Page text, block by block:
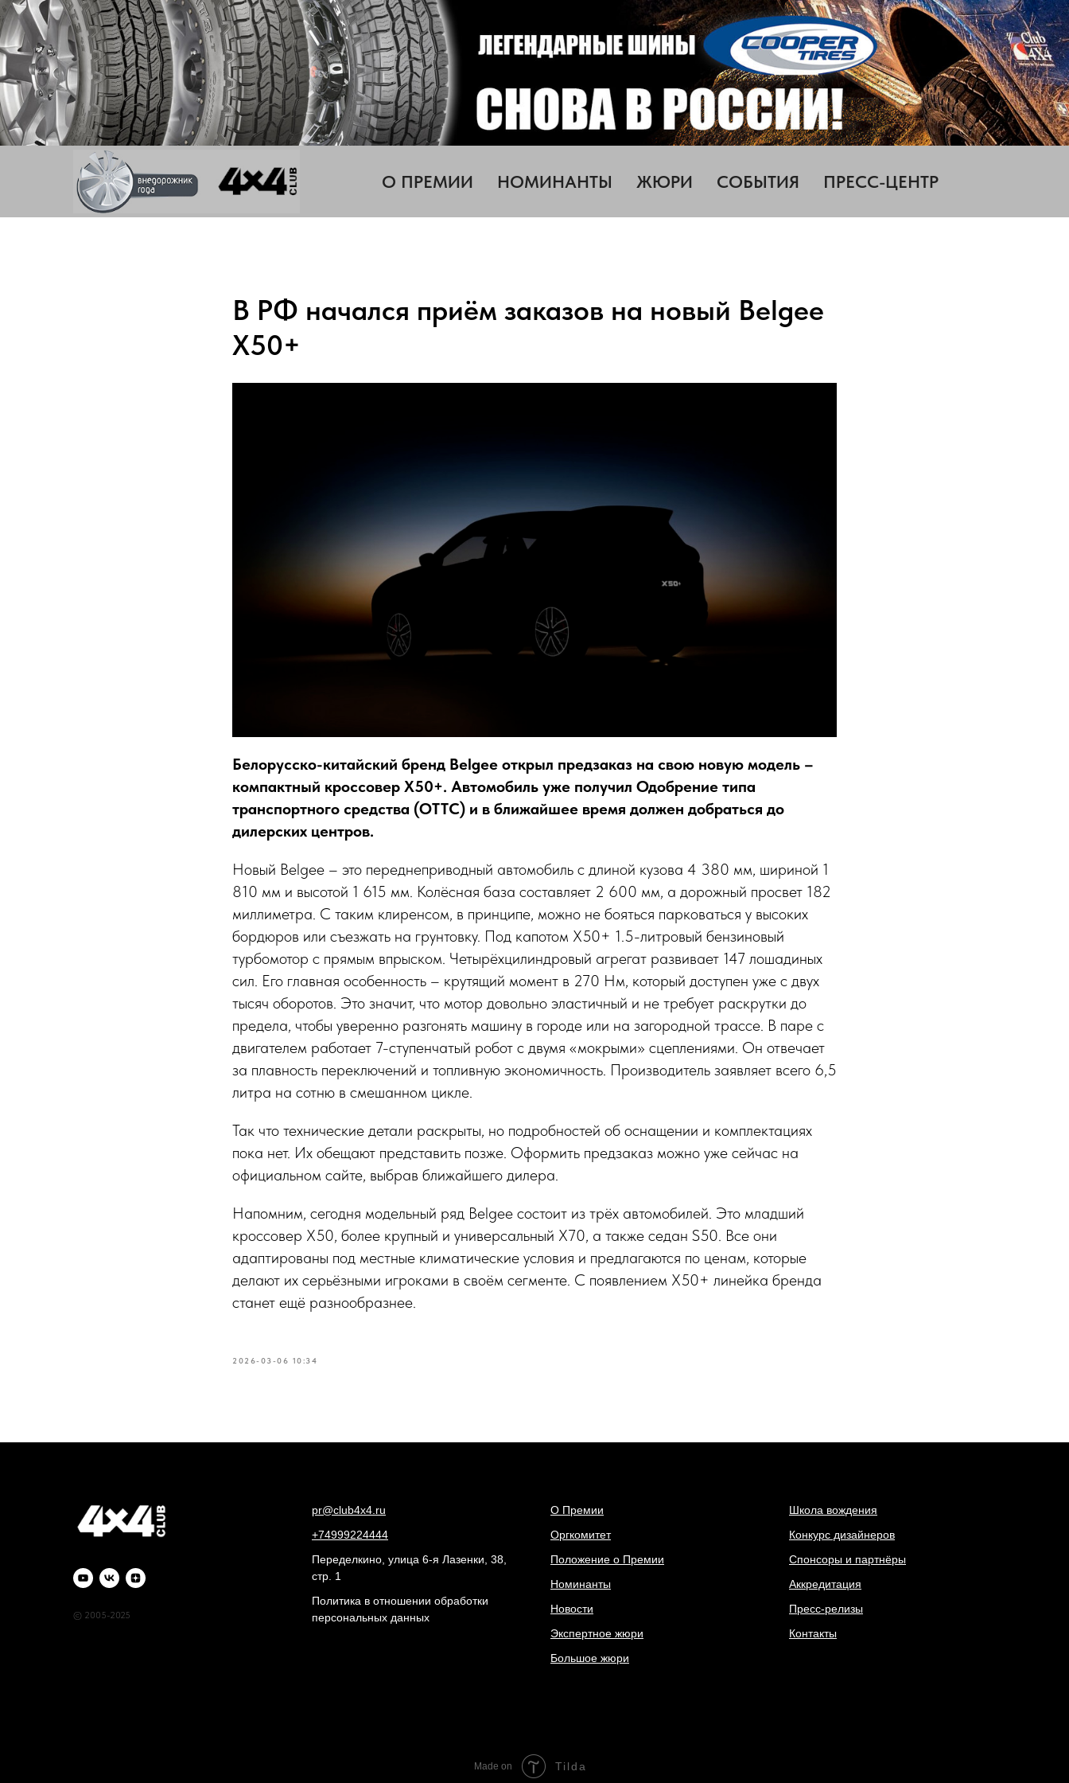
О ПРЕМИИ НОМИНАНТЫ ЖЮРИ СОБЫТИЯ ПРЕСС-ЦЕНТР
В РФ начался приём заказов на новый Belgee
X50+
Белорусско-китайский бренд Belgee открыл предзаказ на свою новую модель –
компактный кроссовер X50+. Автомобиль уже получил Одобрение типа
транспортного средства (ОТТС) и в ближайшее время должен добраться до
дилерских центров.
Новый Belgee – это переднеприводный автомобиль с длиной кузова 4 380 мм, шириной 1
810 мм и высотой 1 615 мм. Колёсная база составляет 2 600 мм, а дорожный просвет 182
миллиметра. С таким клиренсом, в принципе, можно не бояться парковаться у высоких
бордюров или съезжать на грунтовку. Под капотом X50+ 1.5-литровый бензиновый
турбомотор с прямым впрыском. Четырёхцилиндровый агрегат развивает 147 лошадиных
сил. Его главная особенность – крутящий момент в 270 Нм, который доступен уже с двух
тысяч оборотов. Это значит, что мотор довольно эластичный и не требует раскрутки до
предела, чтобы уверенно разгонять машину в городе или на загородной трассе. В паре с
двигателем работает 7-ступенчатый робот с двумя «мокрыми» сцеплениями. Он отвечает
за плавность переключений и топливную экономичность. Производитель заявляет всего 6,5
литра на сотню в смешанном цикле.
Так что технические детали раскрыты, но подробностей об оснащении и комплектациях
пока нет. Их обещают представить позже. Оформить предзаказ можно уже сейчас на
официальном сайте, выбрав ближайшего дилера.
Напомним, сегодня модельный ряд Belgee состоит из трёх автомобилей. Это младший
кроссовер X50, более крупный и универсальный X70, а также седан S50. Все они
адаптированы под местные климатические условия и предлагаются по ценам, которые
делают их серьёзными игроками в своём сегменте. С появлением X50+ линейка бренда
станет ещё разнообразнее.
2026-03-06 10:34
© 2005-2025
pr@club4x4.ru
+74999224444
Переделкино, улица 6-я Лазенки, 38,
стр. 1
Политика в отношении обработки
персональных данных
О Премии
Оргкомитет
Положение о Премии
Номинанты
Новости
Экспертное жюри
Большое жюри
Школа вождения
Конкурс дизайнеров
Спонсоры и партнёры
Аккредитация
Пресс-релизы
Контакты
Made on Tilda